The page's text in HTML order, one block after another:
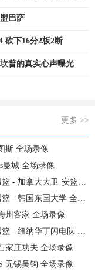
巴萨
砍下16分2板2断
普的真实心声曝光
更多 >>
斯 全场录像
曼城 全场录像
卫·安篮球学院 全场录像
国东国大学 全场录像
州客家 全场录像
华丁闪电队 全场录像
家庄功夫 全场录像
无锡吴钩 全场录像